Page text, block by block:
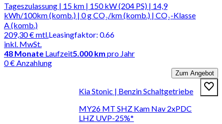
Tageszulassung | 15 km | 150 kW (204 PS) | 14,9
kWh/100km (komb.) | 0 g CO₂/km (komb.) | CO₂-Klasse
A (komb.)
209,30 €mtl.
inkl. MwSt.
Leasingfaktor: 0.66
48 Monate Laufzeit5.000 km pro Jahr
0 € Anzahlung
Zum Angebot
Kia Stonic | Benzin Schaltgetriebe
MY26 MT SHZ Kam Nav 2xPDC
LHZ UVP-25%*